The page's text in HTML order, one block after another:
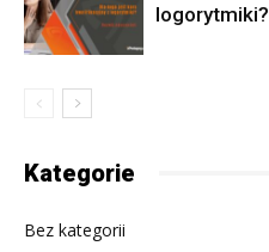
logorytmiki?
Kategorie
Bez kategorii